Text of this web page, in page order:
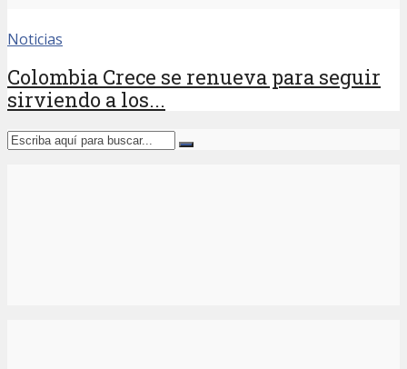
Noticias
Colombia Crece se renueva para seguir
sirviendo a los...